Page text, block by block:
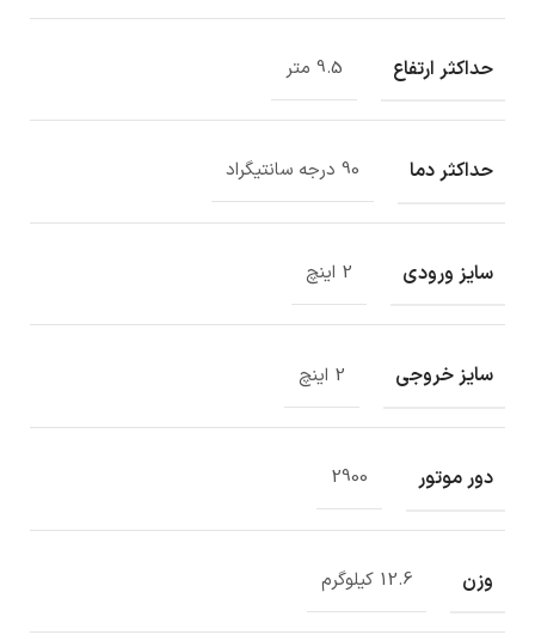
حداکثر ارتفاع 9.5 متر
حداکثر دما 90 درجه سانتیگراد
سایز ورودی 2 اینچ
سایز خروجی 2 اینچ
دور موتور 2900
وزن 12.6 کیلوگرم